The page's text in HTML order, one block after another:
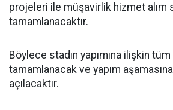
projeleri ile müşavirlik hizmet alım
tamamlanacaktır.
Böylece stadın yapımına ilişkin
tamamlanacak ve yapım
açılacaktır.